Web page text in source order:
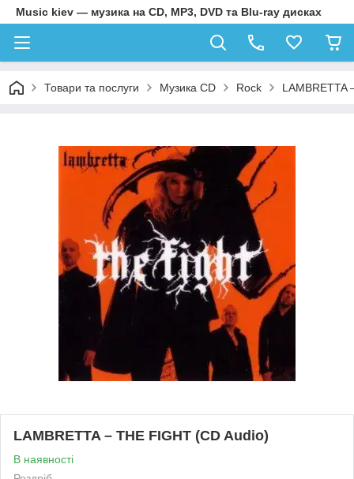
Music kiev — музика на CD, MP3, DVD та Blu-ray дисках
Товари та послуги Музика CD Rock LAMBRETTA
LAMBRETTA – THE FIGHT (CD Audio)
В наявності